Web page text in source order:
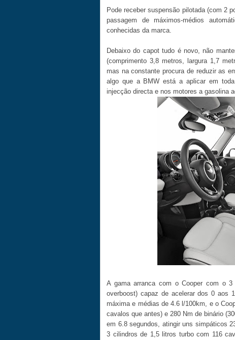
Pode receber suspensão pilotada (com 2
passagem de máximos-médios
conhecidas da marca.
Debaixo do capot tudo é novo, não
(comprimento 3,8 metros, largura 1,7
mas na constante procura de reduzir as
algo que a BMW está a aplicar em
injecção directa e nos motores a gasolina
A gama arranca com o Cooper com o
overboost) capaz de acelerar dos 0 aos
máxima e médias de 4.6 l/100km, e o
cavalos que antes) e 280 Nm de binário
em 6.8 segundos, atingir uns simpáticos
3 cilindros de 1,5 litros turbo com 116